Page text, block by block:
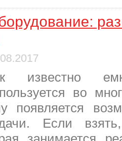
известно
во
появляется
Если